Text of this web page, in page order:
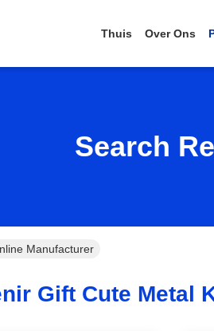
Thuis Over Ons
Search
Manufacturer
Gift Cute Metal